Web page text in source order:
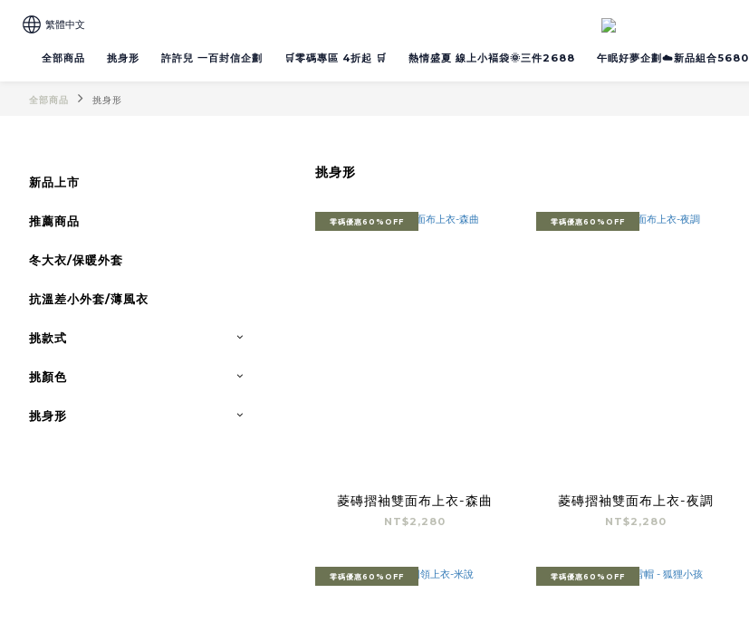
繁體中文
全部商品 挑身形 許許兒 一百封信企劃 🛒零碼專區 4折起 🛒 熱情盛夏 線上小褔袋🌞三件2688 午眠好夢企劃☁️新品組合5680
全部商品 挑身形
新品上市
推薦商品
冬大衣/保暖外套
抗溫差小外套/薄風衣
挑款式
挑顏色
挑身形
挑身形
零碼優惠60%OFF
菱磚摺袖雙面布上衣-森曲
NT$2,280
零碼優惠60%OFF
菱磚摺袖雙面布上衣-夜調
NT$2,280
零碼優惠60%OFF 零碼優惠60%OFF